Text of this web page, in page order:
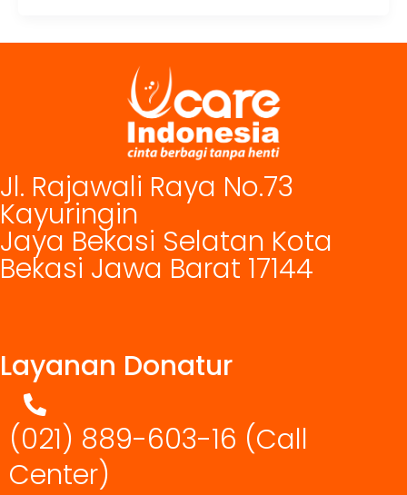
Jl. Rajawali Raya No.73
Kayuringin
Jaya Bekasi Selatan Kota
Bekasi Jawa Barat 17144
Layanan Donatur
(021) 889-603-16 (Call
Center)